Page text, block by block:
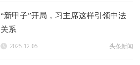
“新甲子”开局，习主席这样引领中法
关系
2025-12-05 头条新闻